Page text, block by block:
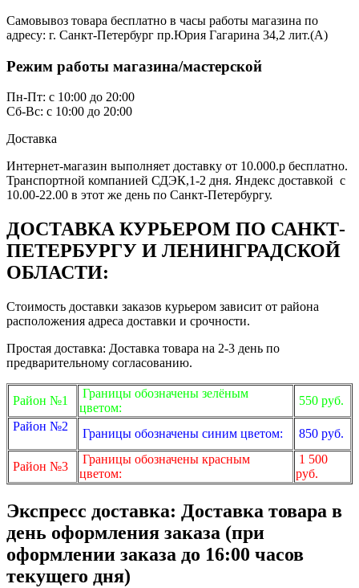
Самовывоз товара бесплатно в часы работы магазина по
адресу: г. Санкт-Петербург пр.Юрия Гагарина 34,2 лит.(А)
Режим работы магазина/мастерской
Пн-Пт: с 10:00 до 20:00
Сб-Вс: с 10:00 до 20:00
Доставка
Интернет-магазин выполняет доставку от 10.000.р бесплатно.
Транспортной компанией СДЭК,1-2 дня. Яндекс доставкой с
10.00-22.00 в этот же день по Санкт-Петербургу.
ДОСТАВКА КУРЬЕРОМ ПО САНКТ-
ПЕТЕРБУРГУ И ЛЕНИНГРАДСКОЙ
ОБЛАСТИ:
Стоимость доставки заказов курьером зависит от района
расположения адреса доставки и срочности.
Простая доставка: Доставка товара на 2-3 день по
предварительному согласованию.
Район №1
Границы обозначены зелёным
цветом:
550 руб.
Район №2
Границы обозначены синим цветом: 850 руб.
Район №3
Границы обозначены красным
цветом:
1 500
руб.
Экспресс доставка: Доставка товара в
день оформления заказа (при
оформлении заказа до 16:00 часов
текущего дня)